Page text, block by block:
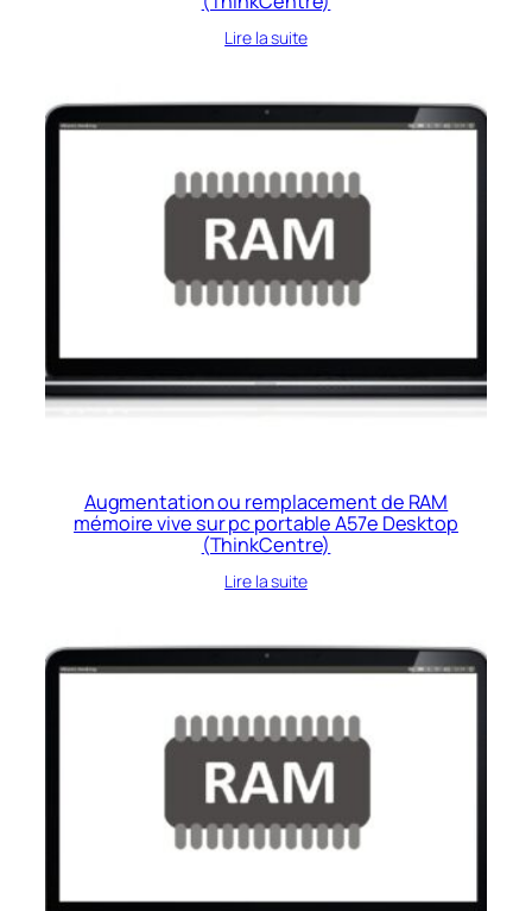
Lire la suite
Augmentation ou remplacement de RAM
mémoire vive sur pc portable A57e Desktop
(ThinkCentre)
Lire la suite